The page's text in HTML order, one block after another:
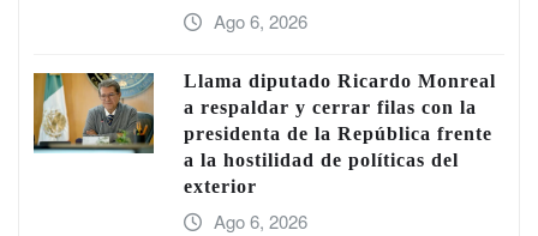
Ago 6, 2026
Llama diputado Ricardo Monreal
a respaldar y cerrar filas con la
presidenta de la República frente
a la hostilidad de políticas del
exterior
Ago 6, 2026